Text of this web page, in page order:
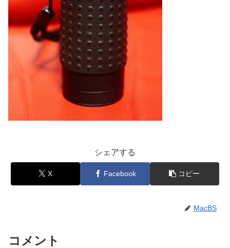
シェアする
X Facebook コピー
MacBS
コメント